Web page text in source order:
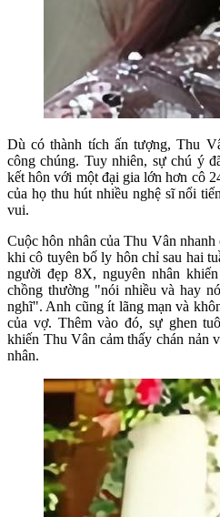
Dù có thành tích ấn tượng, Thu
công chúng. Tuy nhiên, sự chú ý
kết hôn với một đại gia lớn hơn cô
của họ thu hút nhiều nghệ sĩ nổi
vui.
Cuộc hôn nhân của Thu Vân
khi cô tuyên bố ly hôn chỉ sau hai
người đẹp 8X, nguyên nhân
chồng thường "nói nhiều và hay
nghĩ". Anh cũng ít lãng mạn và
của vợ. Thêm vào đó, sự ghen
khiến Thu Vân cảm thấy chán nản
nhân.